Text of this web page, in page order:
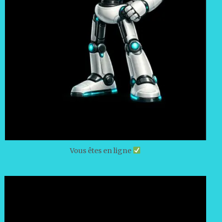
Vous êtes en ligne